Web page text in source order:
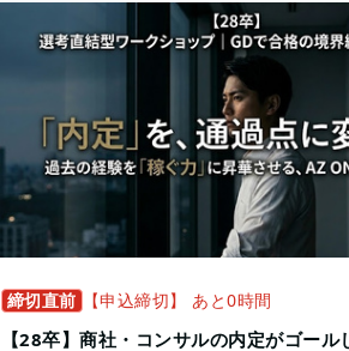
締切直前 【申込締切】 あと0時間
【28卒】商社・コンサルの内定がゴール